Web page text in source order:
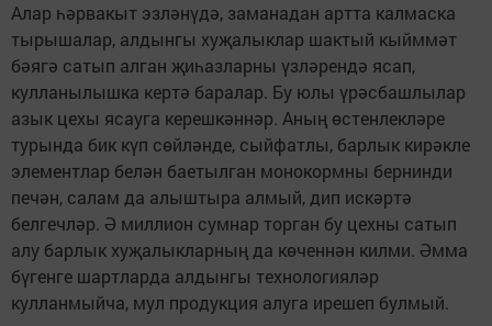
Алар һәрвакыт эзләнүдә, заманадан артта калмаска
тырышалар, алдынгы хуҗалыклар шактый кыйммәт
бәягә сатып алган җиһазларны үзләрендә ясап,
кулланылышка кертә баралар. Бу юлы үрәсбашлылар
азык цехы ясауга керешкәннәр. Аның өстенлекләре
турында бик күп сөйләнде, сыйфатлы, барлык кирәкле
элементлар белән баетылган монокормны бернинди
печән, салам да алыштыра алмый, дип искәртә
белгечләр. Ә миллион сумнар торган бу цехны сатып
алу барлык хуҗалыкларның да көченнән килми. Әмма
бүгенге шартларда алдынгы технологияләр
кулланмыйча, мул продукция алуга ирешеп булмый.